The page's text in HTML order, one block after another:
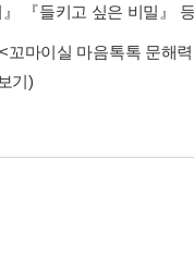
『들키고 싶은 비밀』
<꼬마이실 마음톡톡 문해
기)